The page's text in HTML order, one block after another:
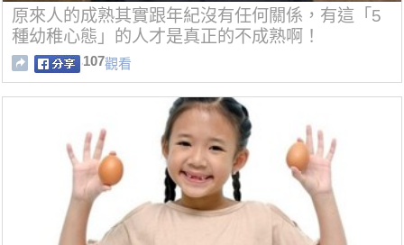
原來人的成熟其實跟年紀沒有任何關係，有這「5
種幼稚心態」的人才是真正的不成熟啊！
107觀看